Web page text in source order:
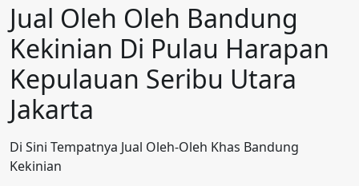
Jual Oleh Oleh Bandung
Kekinian Di Pulau Harapan
Kepulauan Seribu Utara
Jakarta
Di Sini Tempatnya Jual Oleh-Oleh Khas Bandung
Kekinian